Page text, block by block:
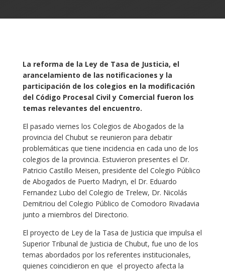
La reforma de la Ley de Tasa de Justicia, el
arancelamiento de las notificaciones y la
participación de los colegios en la modificación
del Código Procesal Civil y Comercial fueron los
temas relevantes del encuentro.
El pasado viernes los Colegios de Abogados de la
provincia del Chubut se reunieron para debatir
problemáticas que tiene incidencia en cada uno de los
colegios de la provincia. Estuvieron presentes el Dr.
Patricio Castillo Meisen, presidente del Colegio Público
de Abogados de Puerto Madryn, el Dr. Eduardo
Fernandez Lubo del Colegio de Trelew, Dr. Nicolás
Demitriou del Colegio Público de Comodoro Rivadavia
junto a miembros del Directorio.
El proyecto de Ley de la Tasa de Justicia que impulsa el
Superior Tribunal de Justicia de Chubut, fue uno de los
temas abordados por los referentes institucionales,
quienes coincidieron en que el proyecto afecta la